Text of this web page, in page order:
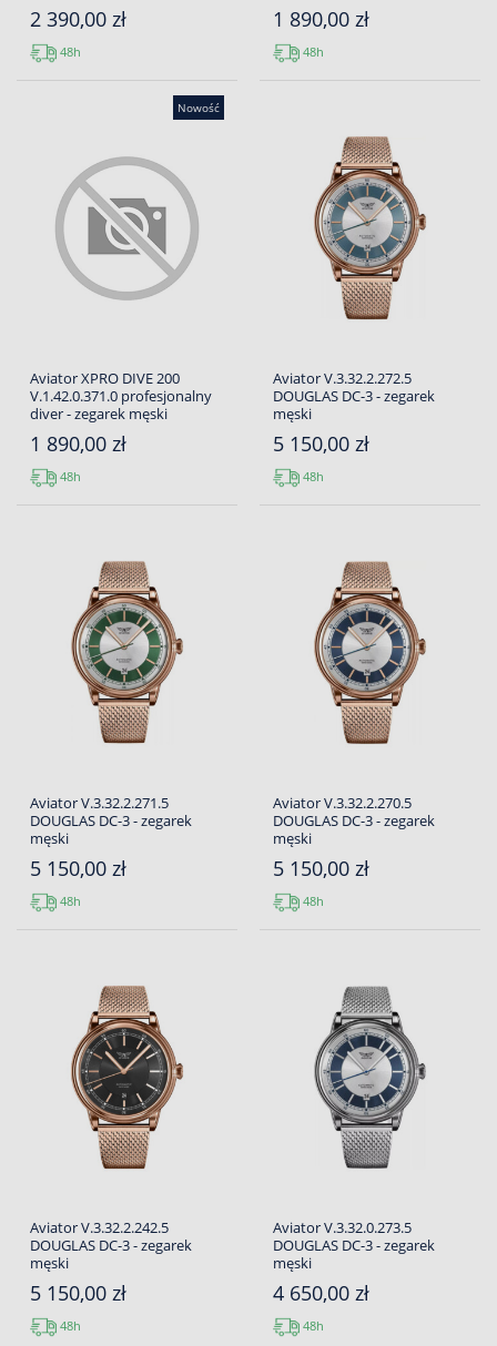
2 390,00 zł
48h
1 890,00 zł
48h
Nowość
Aviator XPRO DIVE 200
V.1.42.0.371.0 profesjonalny
diver - zegarek męski
1 890,00 zł
48h
Aviator V.3.32.2.272.5
DOUGLAS DC-3 - zegarek
męski
5 150,00 zł
48h
Aviator V.3.32.2.271.5
DOUGLAS DC-3 - zegarek
męski
5 150,00 zł
48h
Aviator V.3.32.2.270.5
DOUGLAS DC-3 - zegarek
męski
5 150,00 zł
48h
Aviator V.3.32.2.242.5
DOUGLAS DC-3 - zegarek
męski
5 150,00 zł
48h
Aviator V.3.32.0.273.5
DOUGLAS DC-3 - zegarek
męski
4 650,00 zł
48h